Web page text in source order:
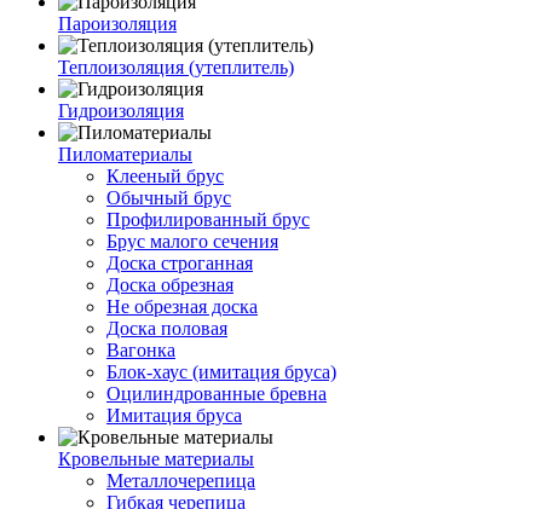
Пароизоляция
Теплоизоляция (утеплитель)
Гидроизоляция
Пиломатериалы
Клееный брус
Обычный брус
Профилированный брус
Брус малого сечения
Доска строганная
Доска обрезная
Не обрезная доска
Доска половая
Вагонка
Блок-хаус (имитация бруса)
Оцилиндрованные бревна
Имитация бруса
Кровельные материалы
Металлочерепица
Гибкая черепица